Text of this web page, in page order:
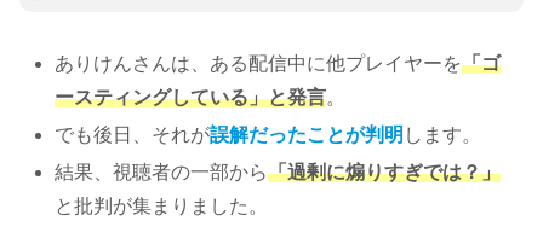
ありけんさんは、ある配信中に他プレイヤーを「ゴ
ースティングしている」と発言。
でも後日、それが誤解だったことが判明 します。
結果、視聴者の一部から「過剰に煽りすぎでは？」
と批判が集まりました。